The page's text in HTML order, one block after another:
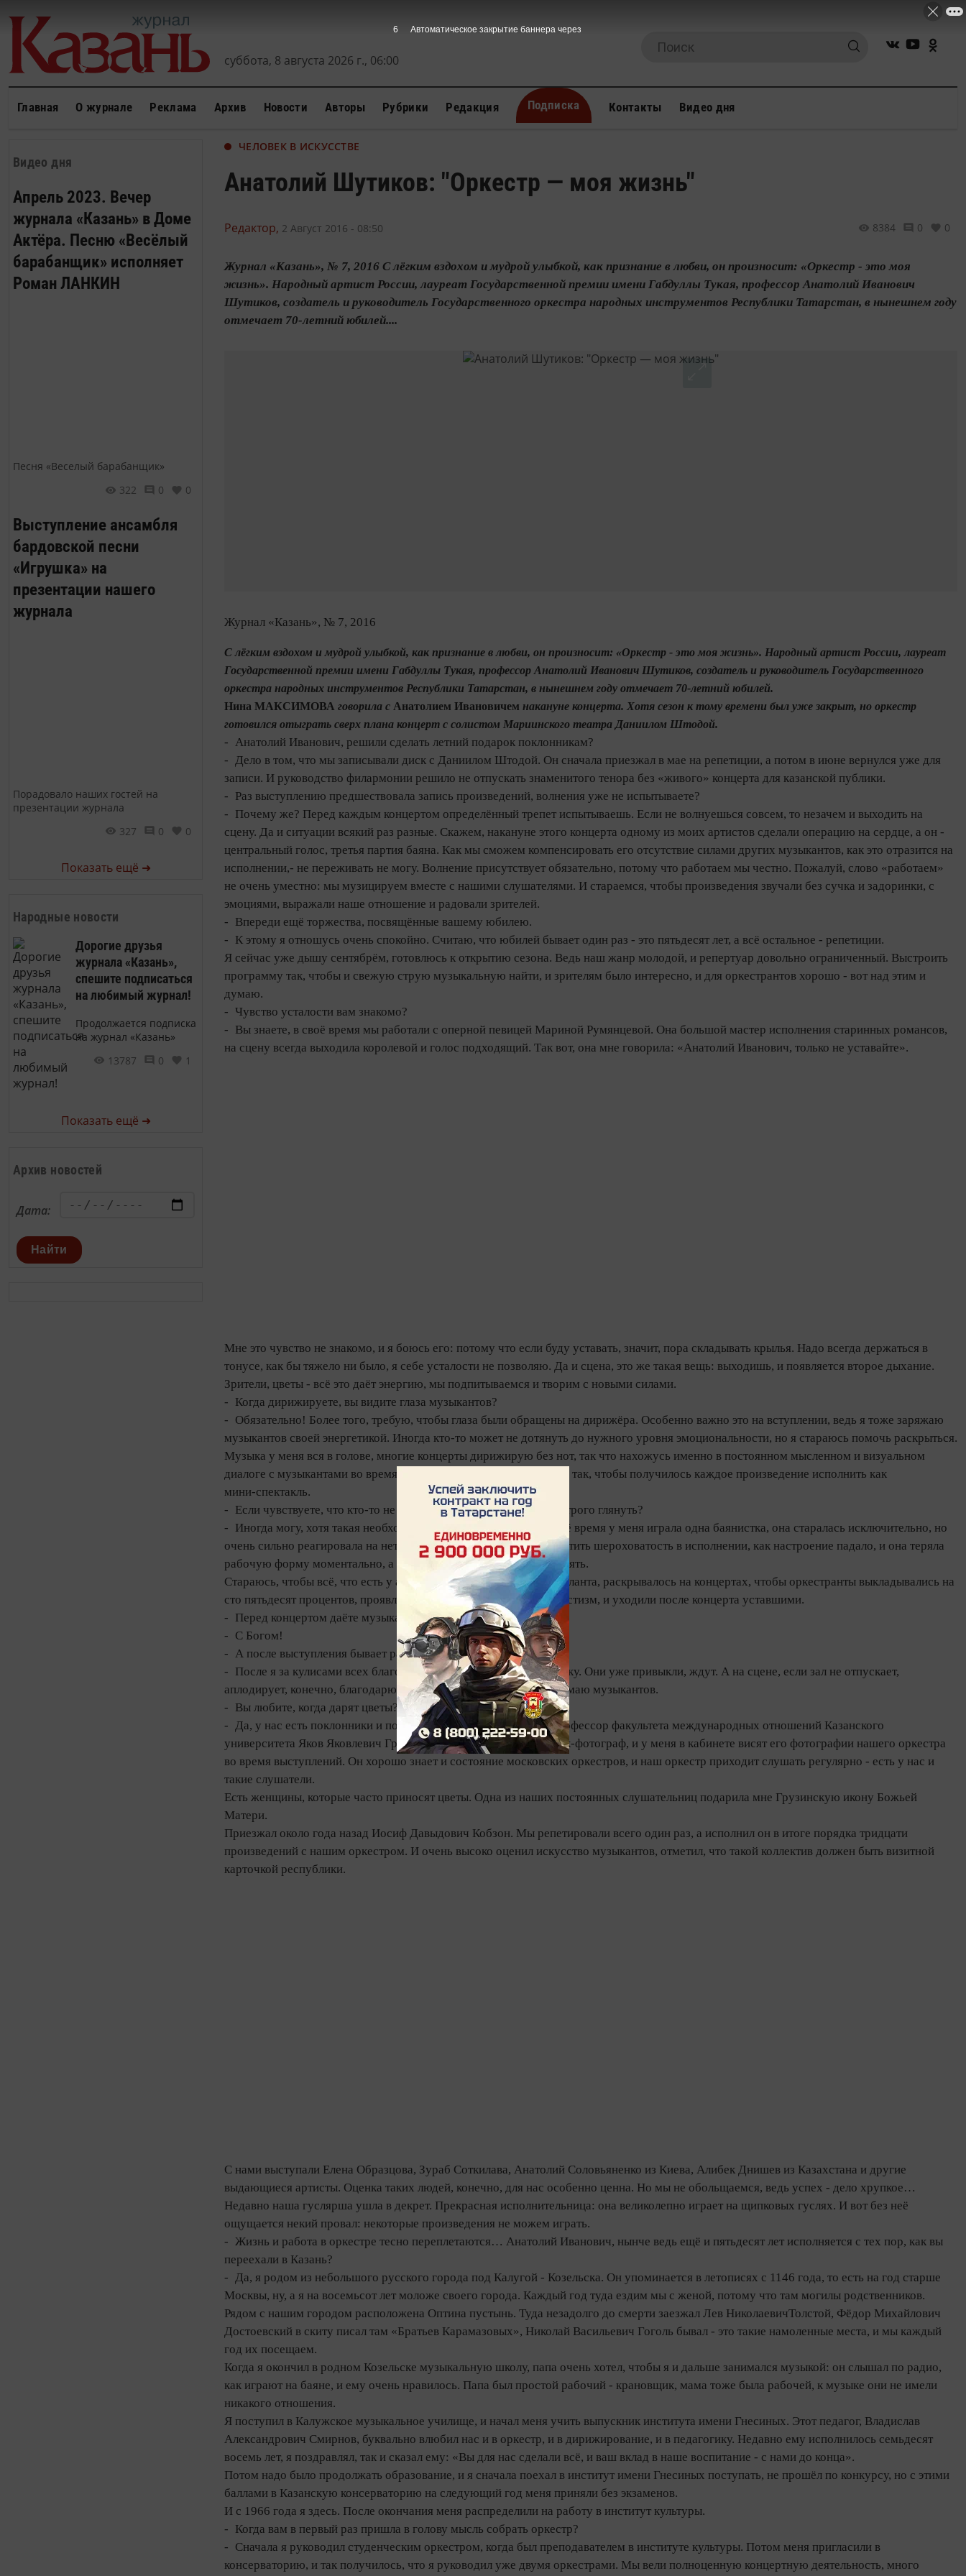
суббота, 8 августа 2026 г., 06:00
Главная О журнале Реклама Архив Новости Авторы Рубрики Редакция Подписка Контакты Видео дня
Видео дня
Апрель 2023. Вечер
журнала «Казань» в Доме
Актёра. Песню «Весёлый
барабанщик» исполняет
Роман ЛАНКИН
Песня «Веселый барабанщик»
322
0 0
Выступление ансамбля
бардовской песни
«Игрушка» на
презентации нашего
журнала
Порадовало наших гостей на
презентации журнала
327
0 0
Показать ещё ➜
Народные новости
Дорогие друзья
журнала «Казань»,
спешите подписаться
на любимый журнал!
Продолжается подписка
на журнал «Казань»
13787
0 1
Показать ещё ➜
Архив новостей
Дата:
Найти
ЧЕЛОВЕК В ИСКУССТВЕ
Анатолий Шутиков: "Оркестр — моя жизнь"
Редактор, 2 Август 2016 - 08:50 8384 0 0
Журнал «Казань», № 7, 2016 С лёгким вздохом и мудрой улыбкой, как признание в любви, он произносит: «Оркестр - это моя
жизнь». Народный артист России, лауреат Государственной премии имени Габдуллы Тукая, профессор Анатолий Иванович
Шутиков, создатель и руководитель Государственного оркестра народных инструментов Респуб­лики Татарстан, в нынешнем году
отмечает 70‑летний юбилей....
Журнал «Казань», № 7, 2016
С лёгким вздохом и мудрой улыбкой, как признание в любви, он произносит: «Оркестр - это моя жизнь». Народный артист России, лауреат
Государственной премии имени Габдуллы Тукая, профессор Анатолий Иванович Шутиков, создатель и руководитель Государственного
оркестра народных инструментов Респуб­лики Татарстан, в нынешнем году отмечает 70‑летний юбилей.
Нина МАКСИМОВА говорила с Анатолием Ивановичем накануне концерта. Хотя сезон к тому времени был уже закрыт, но оркестр
готовился отыграть сверх плана концерт с солистом Мариинского театра Даниилом Штодой.
- Анатолий Иванович, решили сделать летний подарок поклонникам?
- Дело в том, что мы записывали диск с Даниилом Штодой. Он сначала приезжал в мае на репетиции, а потом в июне вернулся уже для
записи. И руководство филармонии решило не отпускать знаменитого тенора без «живого» концерта для казанской публики.
- Раз выступлению предшествовала запись произведений, волнения уже не испытываете?
- Почему же? Перед каждым концертом определённый трепет испытываешь. Если не волнуешься совсем, то незачем и выходить на
сцену. Да и ситуации всякий раз разные. Скажем, накануне этого концерта одному из моих артистов сделали операцию на сердце, а он -
центральный голос, третья партия баяна. Как мы сможем компенсировать его отсутствие силами других музыкантов, как это отразится на
исполнении,- не переживать не могу. Волнение присутствует обязательно, потому что работаем мы честно. Пожалуй, слово «работаем»
не очень уместно: мы музицируем вместе с нашими слушателями. И стараемся, чтобы произведения звучали без сучка и задоринки, с
эмоциями, выражали наше отношение и радовали зрителей.
- Впереди ещё торжества, посвящённые вашему юбилею.
- К этому я отношусь очень спокойно. Считаю, что юбилей бывает один раз - это пятьдесят лет, а всё остальное - репетиции.
Я сейчас уже дышу сентябрём, готовлюсь к открытию сезона. Ведь наш жанр молодой, и репертуар довольно ограниченный. Выстроить
программу так, чтобы и свежую струю музыкальную найти, и зрителям было интересно, и для оркестрантов хорошо - вот над этим и
думаю.
- Чувство усталости вам знакомо?
- Вы знаете, в своё время мы работали с оперной певицей Мариной Румянцевой. Она большой мастер исполнения старинных романсов,
на сцену всегда выходила королевой и голос подходящий. Так вот, она мне говорила: «Анатолий Иванович, только не уставайте».
Мне это чувство не знакомо, и я боюсь его: потому что если буду уставать, значит, пора складывать крылья. Надо всегда держаться в
тонусе, как бы тяжело ни было, я себе усталости не позволяю. Да и сцена, это же такая вещь: выходишь, и появляется второе дыхание.
Зрители, цветы - всё это даёт энергию, мы подпитываемся и творим с новыми силами.
- Когда дирижируете, вы видите глаза музыкантов?
- Обязательно! Более того, требую, чтобы глаза были обращены на дирижёра. Особенно важно это на вступлении, ведь я тоже заряжаю
музыкантов своей энергетикой. Иногда кто‑то может не дотянуть до нужного уровня эмоциональности, но я стараюсь помочь раскрыться.
Музыка у меня вся в голове, многие концерты дирижирую без нот, так что нахожусь именно в постоянном мысленном и визуальном
диалоге с музыкантами во время выступлений. Стараюсь сделать так, чтобы получилось каждое произведение исполнить как
мини‑спектакль.
- Если чувствуете, что кто‑то не в полную силу играет, можете строго глянуть?
- Иногда могу, хотя такая необходимость редко возникает. В своё время у меня играла одна баянистка, она старалась исключительно, но
очень сильно реагировала на неточности: стоило ей где‑то допустить шероховатость в исполнении, как настроение падало, и она теряла
рабочую форму моментально, а я понимал, что надо её вдохновлять.
Стараюсь, чтобы всё, что есть у артиста в плане музыкального таланта, раскрывалось на концертах, чтобы оркестранты выкладывались на
сто пятьдесят процентов, проявляя и мастерство, и талант, и артистизм, и уходили после концерта уставшими.
- Перед концертом даёте музыкантам напутствие?
- С Богом!
- А после выступления бывает разбор полётов?
- После я за кулисами всех благодарю, жму каждому артисту руку. Они уже привыкли, ждут. А на сцене, если зал не отпускает,
аплодирует, конечно, благодарю и солистов, и по группам поднимаю музыкантов.
- Вы любите, когда дарят цветы?
- Да, у нас есть поклонники и поклонницы. Наш давний друг, профессор факультета международных отношений Казанского
университета Яков Яковлевич Гришин - замечательный художник‑фотограф, и у меня в кабинете висят его фотографии нашего оркестра
во время выступлений. Он хорошо знает и состояние московских оркестров, и наш оркестр приходит слушать регулярно - есть у нас и
такие слушатели.
Есть женщины, которые часто приносят цветы. Одна из наших постоянных слушательниц подарила мне Грузинскую икону Божьей
Матери.
Приезжал около года назад Иосиф Давыдович Кобзон. Мы репетировали всего один раз, а исполнил он в итоге порядка тридцати
произведений с нашим оркестром. И очень высоко оценил искусство музыкантов, отметил, что такой коллектив должен быть визитной
карточкой республики.
С нами выступали Елена Образцова, Зураб Соткилава, Анатолий Соловьяненко из Киева, Алибек Днишев из Казахстана и другие
выдающиеся артисты. Оценка таких людей, конечно, для нас особенно ценна. Но мы не обольщаемся, ведь успех - дело хрупкое…
Недавно наша гуслярша ушла в декрет. Прекрасная исполнительница: она великолепно играет на щипковых гуслях. И вот без неё
ощущается некий провал: некоторые произведения не можем играть.
- Жизнь и работа в оркестре тесно переплетаются… Анатолий Иванович, нынче ведь ещё и пятьдесят лет исполняется с тех пор, как вы
переехали в Казань?
- Да, я родом из небольшого русского города под Калугой - Козельска. Он упоминается в летописях с 1146 года, то есть на год старше
Москвы, ну, а я на восемьсот лет моложе своего города. Каждый год туда ездим мы с женой, потому что там могилы родственников.
Рядом с нашим городом расположена Оптина пустынь. Туда незадолго до смерти заезжал Лев НиколаевичТолстой, Фёдор Михайлович
Достоевский в скиту писал там «Братьев Карамазовых», Николай Васильевич Гоголь бывал - это такие намоленные места, и мы каждый
год их посещаем.
Когда я окончил в родном Козельске музыкальную школу, папа очень хотел, чтобы я и дальше занимался музыкой: он слышал по радио,
как играют на баяне, и ему очень нравилось. Папа был простой рабочий - крановщик, мама тоже была рабочей, к музыке они не имели
никакого отношения.
Я поступил в Калужское музыкальное училище, и начал меня учить выпускник института имени Гнесиных. Этот педагог, Владислав
Александрович Смирнов, буквально влюбил нас и в оркестр, и в дирижирование, и в педагогику. Недавно ему исполнилось семьдесят
восемь лет, я поздравлял, так и сказал ему: «Вы для нас сделали всё, и ваш вклад в наше воспитание - с нами до конца».
Потом надо было продолжать образование, и я сначала поехал в институт имени Гнесиных поступать, не прошёл по конкурсу, но с этими
баллами в Казанскую консерваторию на следующий год меня приняли без экзаменов.
И с 1966 года я здесь. После окончания меня распределили на работу в институт культуры.
- Когда вам в первый раз пришла в голову мысль собрать оркестр?
- Сначала я руководил студенческим оркестром, когда был преподавателем в институте культуры. Потом меня пригласили в
консерваторию, и так получилось, что я руководил уже двумя оркестрами. Мы вели полноценную концертную деятельность, много
5 Автоматическое закрытие баннера через